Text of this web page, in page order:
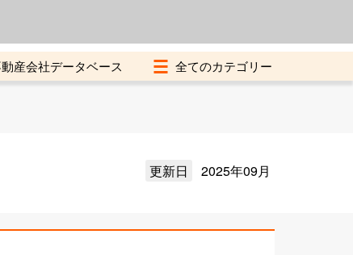
産会社データベース
更新日 2025年09月